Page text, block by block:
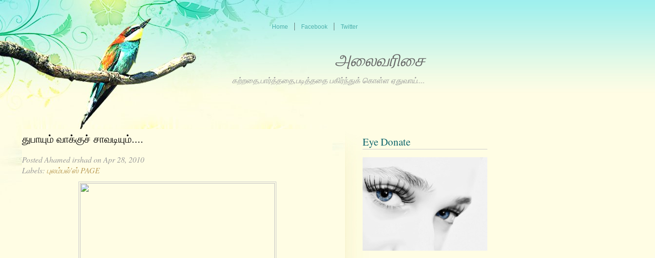
Home Facebook Twitter
அலைவரிசை
கற்றதை,பார்த்ததை,படித்ததை பகிர்ந்துக் கொள்ள ஏதுவாய்....
துபாயும் வாக்குச் சாவடியும்....
PostedAhamed irshadon Apr 28, 2010
Labels: புலம்பல்'ஸ் PAGE
Eye Donate